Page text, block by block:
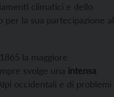
climatici e dello
la sua partecipazione al
1865 la maggiore
svolge una intensa
occidentali e di problemi